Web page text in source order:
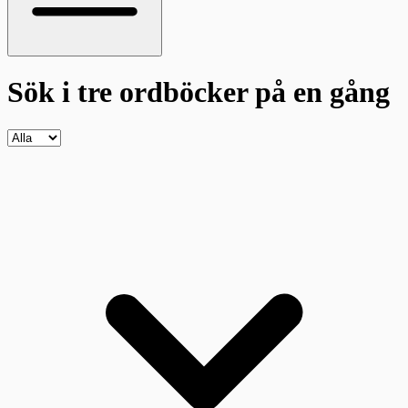
Sök i tre ordböckerpå en gång